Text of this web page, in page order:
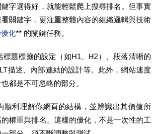
字選得好，就能輕鬆爬上搜尋排名。但事實
看關鍵字，更注重整體內容的組織邏輯與技術
化** 的關鍵任務。
標題標籤的設定（如H1、H2）、段落清晰的
描述、內部連結的設計等。此外，網站速度
都是不可忽略的部分。
順利理解你網頁的結構，並辨識出其價值所
權重與排名。這樣的優化，不是一次性的工